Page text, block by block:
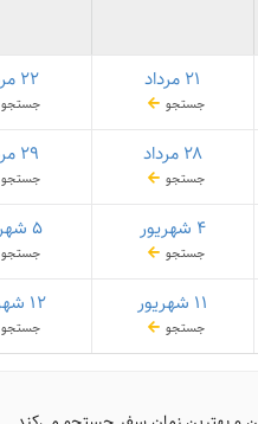
۲۱ مرداد
جستجو
۲۲ مرداد
جستجو
۲۸ مرداد
جستجو
۲۹ مرداد
جستجو
۴ شهریور
جستجو
۵ شهریور
جستجو
۱۱ شهریور
جستجو
۱۲ شهریور
جستجو